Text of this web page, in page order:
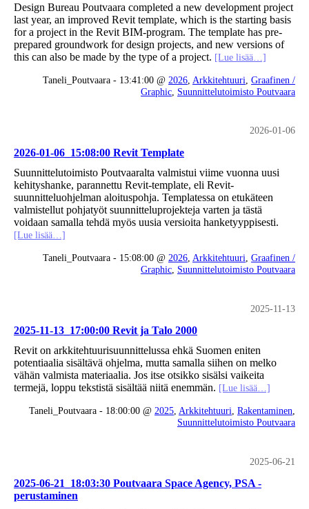
Design Bureau Poutvaara completed a new development project
last year, an improved Revit template, which is the starting basis
for a project in the Revit BIM-program. The template has pre-
prepared groundwork for design projects, and new versions of
this can also be made by the type of a project. [Lue lisää…]
Taneli_Poutvaara - 13:41:00 @ 2026 Arkkitehtuuri Graafinen /
Graphic Suunnittelutoimisto Poutvaara
2026-01-06
2026-01-06_15:08:00 Revit Template
Suunnittelutoimisto Poutvaaralta valmistui viime vuonna uusi
kehityshanke, parannettu Revit-template, eli Revit-
suunnitteluohjelman aloituspohja. Templatessa on etukäteen
valmistellut pohjatyöt suunnitteluprojekteja varten ja tästä
voidaan samalla tehdä myös uusia versioita hanketyyppisesti.
[Lue lisää…]
Taneli_Poutvaara - 15:08:00 @ 2026 Arkkitehtuuri Graafinen /
Graphic Suunnittelutoimisto Poutvaara
2025-11-13
2025-11-13_17:00:00 Revit ja Talo 2000
Revit on arkkitehtuurisuunnittelussa ehkä Suomen eniten
potentiaalia sisältävä ohjelma, mutta samalla siihen on melko
vähän valmista materiaalia. Jos itse otsikko sisälsi vaikeita
termejä, loppu tekstistä sisältää niitä enemmän. [Lue lisää…]
Taneli_Poutvaara - 18:00:00 @ 2025 Arkkitehtuuri Rakentaminen
Suunnittelutoimisto Poutvaara
2025-06-21
2025-06-21_18:03:30 Poutvaara Space Agency, PSA -
perustaminen